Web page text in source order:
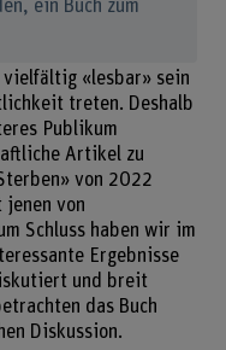
ein Buch zum
vielfältig «lesbar» sein
treten. Deshalb
Publikum
Artikel zu
von 2022
jenen von
Schluss haben wir im
Ergebnisse
und breit
das Buch
Diskussion.